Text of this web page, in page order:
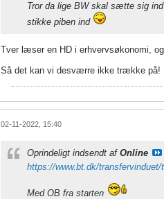
Tror da lige BW skal sætte sig
stikke piben ind
Tver læser en HD i erhvervsøkonomi,
Så det kan vi desværre ikke trække på!
02-11-2022, 15:40
Oprindeligt indsendt af Online
https://www.bt.dk/transfervinduet/
Med OB fra starten